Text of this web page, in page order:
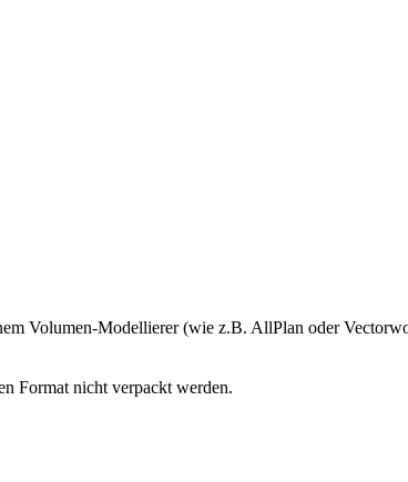
Volumen-Modellierer (wie z.B. AllPlan oder
Format nicht verpackt werden.